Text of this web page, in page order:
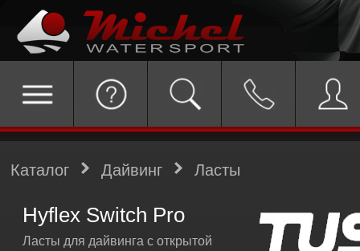
Каталог Дайвинг Ласты
Hyflex Switch Pro
Ласты для дайвинга с открытой